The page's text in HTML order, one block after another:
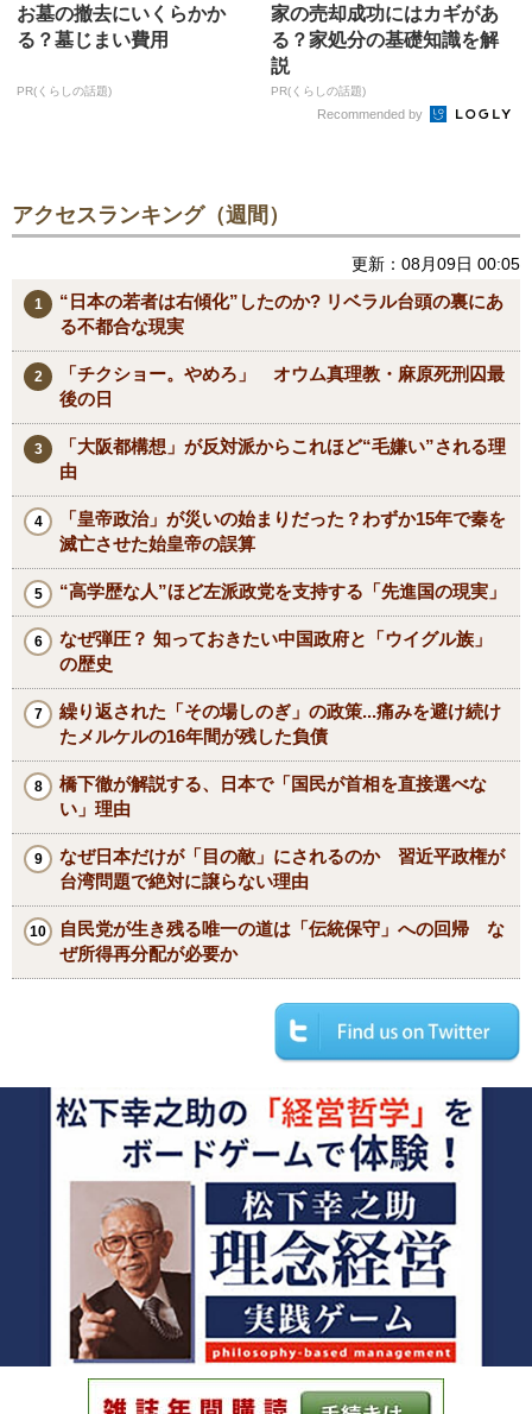
お墓の撤去にいくらかか
る？墓じまい費用
PR(くらしの話題)
家の売却成功にはカギがあ
る？家処分の基礎知識を解
説
PR(くらしの話題)
Recommended by
アクセスランキング（週間）
更新：08月09日 00:05
“日本の若者は右傾化”したのか? リベラル台頭の裏にあ
る不都合な現実
「チクショー。やめろ」 オウム真理教・麻原死刑囚最
後の日
「大阪都構想」が反対派からこれほど“毛嫌い”される理
由
「皇帝政治」が災いの始まりだった？わずか15年で秦を
滅亡させた始皇帝の誤算
“高学歴な人”ほど左派政党を支持する「先進国の現実」
なぜ弾圧？ 知っておきたい中国政府と「ウイグル族」
の歴史
繰り返された「その場しのぎ」の政策...痛みを避け続け
たメルケルの16年間が残した負債
橋下徹が解説する、日本で「国民が首相を直接選べな
い」理由
なぜ日本だけが「目の敵」にされるのか 習近平政権が
台湾問題で絶対に譲らない理由
自民党が生き残る唯一の道は「伝統保守」への回帰 な
ぜ所得再分配が必要か